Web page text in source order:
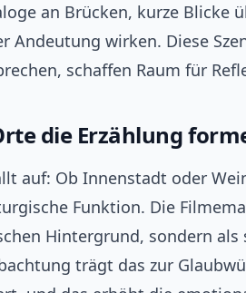
an Brücken, kurze Blicke
Andeutung wirken. Diese
schaffen Raum für
die Erzählung
auf: Ob Innenstadt oder
Funktion. Die
Hintergrund, sondern als
trägt das zur